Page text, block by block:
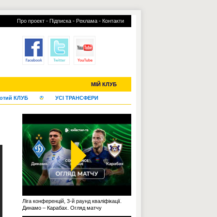
Про проект - Підписка - Реклама - Контакти
МІЙ КЛУБ
КЛУБ УСІ ТРАНСФЕРИ
Ліга конференцій, 3-й раунд кваліфікації.
Динамо – Карабах. Огляд матчу